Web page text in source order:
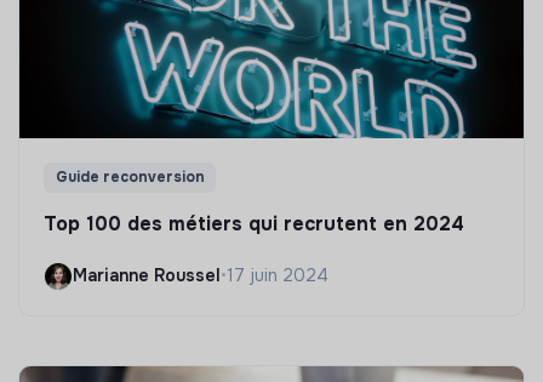
Guide reconversion
Top 100 des métiers qui recrutent en 2024
Marianne Roussel•17 juin 2024